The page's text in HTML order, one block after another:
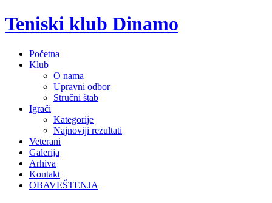
Teniski klub Dinamo
Početna
Klub
O nama
Upravni odbor
Stručni štab
Igrači
Kategorije
Najnoviji rezultati
Veterani
Galerija
Arhiva
Kontakt
OBAVEŠTENJA